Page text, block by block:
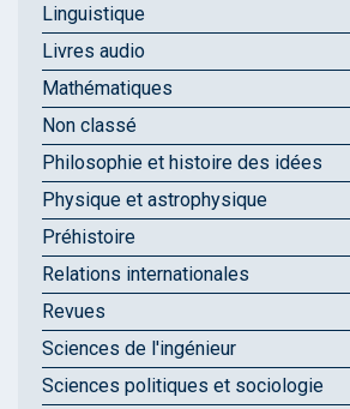
Linguistique
Livres audio
Mathématiques
Non classé
Philosophie et histoire des idées
Physique et astrophysique
Préhistoire
Relations internationales
Revues
Sciences de l'ingénieur
Sciences politiques et sociologie